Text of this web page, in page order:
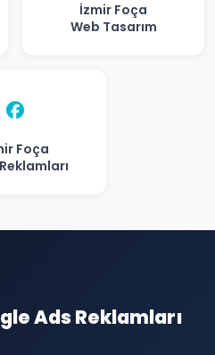
İzmir Foça
Web Tasarım
Foça
Ads Reklamları